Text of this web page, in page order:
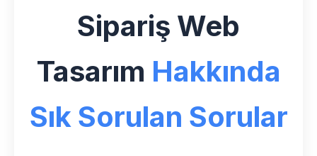
Sipariş Web
Tasarım Hakkında
Sık Sorulan Sorular